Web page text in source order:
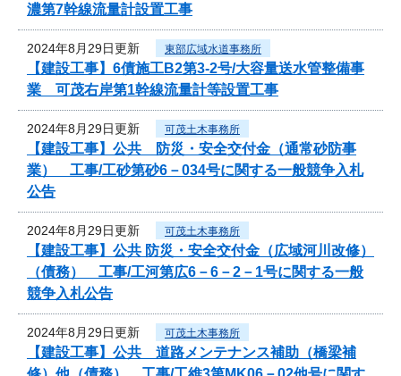
濃第7幹線流量計設置工事
2024年8月29日更新 東部広域水道事務所
【建設工事】6債施工B2第3-2号/大容量送水管整備事
業 可茂右岸第1幹線流量計等設置工事
2024年8月29日更新 可茂土木事務所
【建設工事】公共 防災・安全交付金（通常砂防事
業） 工事/工砂第砂6－034号に関する一般競争入札
公告
2024年8月29日更新 可茂土木事務所
【建設工事】公共 防災・安全交付金（広域河川改修）
（債務） 工事/工河第広6－6－2－1号に関する一般
競争入札公告
2024年8月29日更新 可茂土木事務所
【建設工事】公共 道路メンテナンス補助（橋梁補